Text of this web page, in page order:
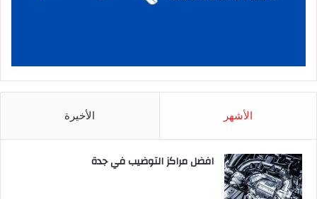
الأشهر الأخيرة
افضل مراكز التوضيب في جدة